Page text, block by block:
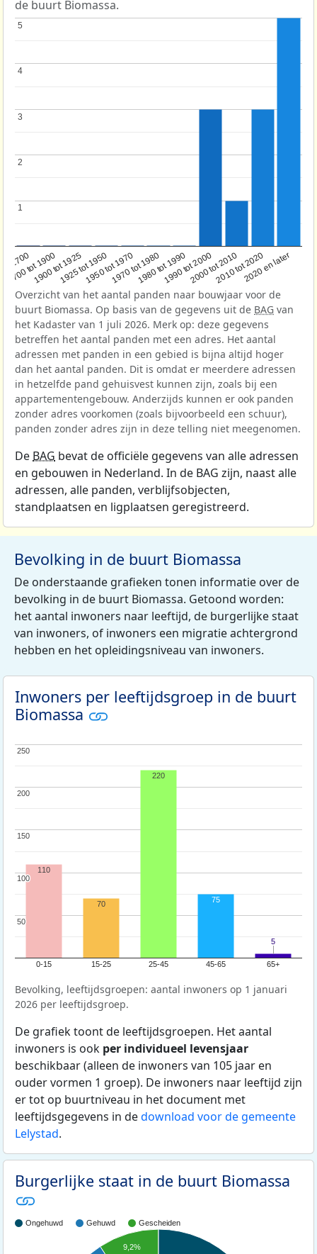
de buurt Biomassa.
1700
1700 tot 1900
1900 tot 19251925 tot 19501950 tot 19701970 tot 19801980 tot 19901990 tot 20002000 tot 20102010 tot 20202020 en later
1
1
2
2
3
3
4
4
5
5
Overzicht van het aantal panden naar bouwjaar voor de
buurt Biomassa. Op basis van de gegevens uit de BAG van
het Kadaster van 1 juli 2026. Merk op: deze gegevens
betreffen het aantal panden met een adres. Het aantal
adressen met panden in een gebied is bijna altijd hoger
dan het aantal panden. Dit is omdat er meerdere adressen
in hetzelfde pand gehuisvest kunnen zijn, zoals bij een
appartementengebouw. Anderzijds kunnen er ook panden
zonder adres voorkomen (zoals bijvoorbeeld een schuur),
panden zonder adres zijn in deze telling niet meegenomen.
De BAG bevat de officiële gegevens van alle adressen
en gebouwen in Nederland. In de BAG zijn, naast alle
adressen, alle panden, verblijfsobjecten,
standplaatsen en ligplaatsen geregistreerd.
Bevolking in de buurt Biomassa
De onderstaande grafieken tonen informatie over de
bevolking in de buurt Biomassa. Getoond worden:
het aantal inwoners naar leeftijd, de burgerlijke staat
van inwoners, of inwoners een migratie achtergrond
hebben en het opleidingsniveau van inwoners.
Inwoners per leeftijdsgroep in de buurt
Biomassa
0-15 15-25 25-45 45-65 65+
50
50
100
100
150
150
200
200
250
250
110
70
220
75
5
5
Bevolking, leeftijdsgroepen: aantal inwoners op 1 januari
2026 per leeftijdsgroep.
De grafiek toont de leeftijdsgroepen. Het aantal
inwoners is ook per individueel levensjaar
beschikbaar (alleen de inwoners van 105 jaar en
ouder vormen 1 groep). De inwoners naar leeftijd zijn
er tot op buurtniveau in het document met
leeftijdsgegevens in dedownload voor de gemeente
Lelystad.
Burgerlijke staat in de buurt Biomassa
Ongehuwd Gehuwd Gescheiden
9,2%